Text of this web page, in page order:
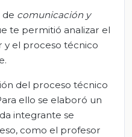
de comunicación y
te permitió analizar el
y el proceso técnico
del proceso técnico
ello se elaboró un
integrante se
como el profesor